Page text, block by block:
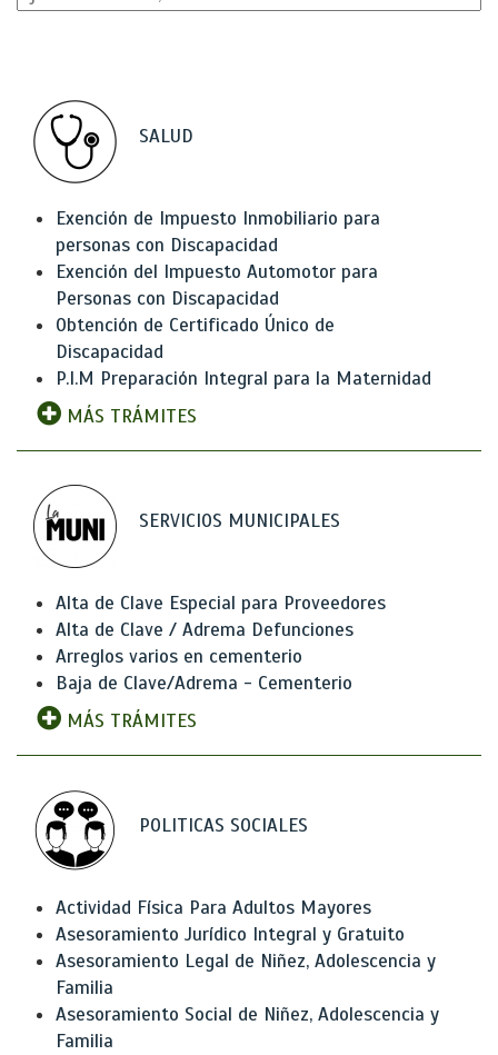
SALUD
Exención de Impuesto Inmobiliario para
personas con Discapacidad
Exención del Impuesto Automotor para
Personas con Discapacidad
Obtención de Certificado Único de
Discapacidad
P.I.M Preparación Integral para la Maternidad
MÁS TRÁMITES
SERVICIOS MUNICIPALES
Alta de Clave Especial para Proveedores
Alta de Clave / Adrema Defunciones
Arreglos varios en cementerio
Baja de Clave/Adrema - Cementerio
MÁS TRÁMITES
POLITICAS SOCIALES
Actividad Física Para Adultos Mayores
Asesoramiento Jurídico Integral y Gratuito
Asesoramiento Legal de Niñez, Adolescencia y
Familia
Asesoramiento Social de Niñez, Adolescencia y
Familia